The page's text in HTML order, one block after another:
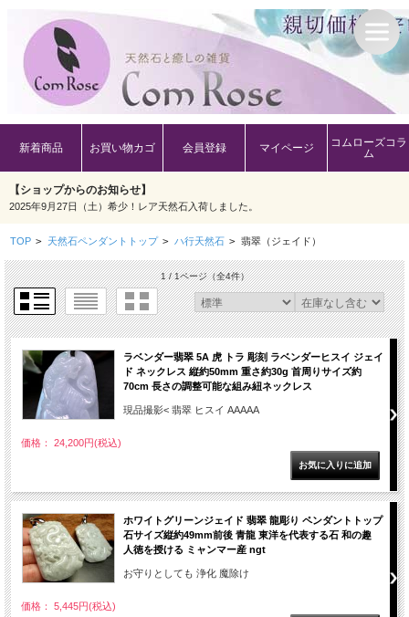
新着商品 お買い物カゴ 会員登録 マイページ
コムローズコラ
ム
【ショップからのお知らせ】
2025年9月27日（土）希少！レア天然石入荷しました。
TOP > 天然石ペンダントトップ > ハ行天然石 > 翡翠（ジェイド）
1 / 1ページ（全4件）
ラベンダー翡翠 5A 虎 トラ 彫刻 ラベンダーヒスイ ジェイ
ド ネックレス 縦約50mm 重さ約30g 首周りサイズ約
70cm 長さの調整可能な組み紐ネックレス
現品撮影< 翡翠 ヒスイ AAAAA
価格： 24,200円(税込)
ホワイトグリーンジェイド 翡翠 龍彫り ペンダントトップ
石サイズ縦約49mm前後 青龍 東洋を代表する石 和の趣
人徳を授ける ミャンマー産 ngt
お守りとしても 浄化 魔除け
価格： 5,445円(税込)